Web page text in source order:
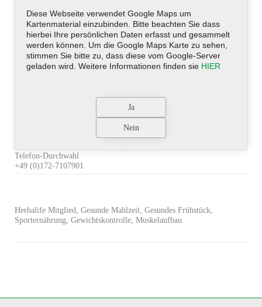
Telefon
+49 (0)7546-929867
Telefax
Telefon-Durchwahl
+49 (0)172-7107901
Herbalife Mitglied, Gesunde Mahlzeit, Gesundes Frühstück,
Sporternährung, Gewichtskontrolle, Muskelaufbau
Diese Webseite verwendet Google Maps um
Kartenmaterial einzubinden. Bitte beachten Sie dass
hierbei Ihre persönlichen Daten erfasst und gesammelt
werden können. Um die Google Maps Karte zu sehen,
stimmen Sie bitte zu, dass diese vom Google-Server
geladen wird. Weitere Informationen finden sie HIER